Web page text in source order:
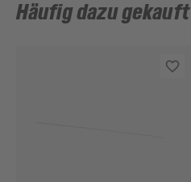
Häufig dazu gekauft